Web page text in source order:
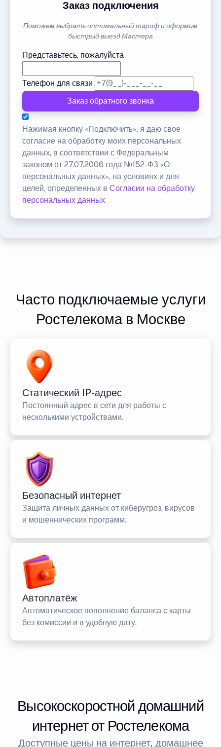
Заказ подключения
Поможем выбрать оптимальный тариф и оформим
быстрый выезд Мастера
Представьтесь, пожалуйста
Телефон для связи
Заказ обратного звонка
Нажимая кнопку «Подключить», я даю свое
согласие на обработку моих персональных
данных, в соответствии с Федеральным
законом от 27.07.2006 года №152-ФЗ «О
персональных данных», на условиях и для
целей, определенных в Согласии на обработку
персональных данных
Часто подключаемые услуги
Ростелекома в Москве
Статический IP-адрес
Постоянный адрес в сети для работы с
несколькими устройствами.
Безопасный интернет
Защита личных данных от киберугроз, вирусов
и мошеннических программ.
Автоплатёж
Автоматическое пополнение баланса с карты
без комиссии и в удобную дату.
Высокоскоростной домашний
интернет от Ростелекома
Доступные цены на интернет, домашнее